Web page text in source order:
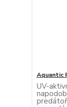
Aquantic
UV-